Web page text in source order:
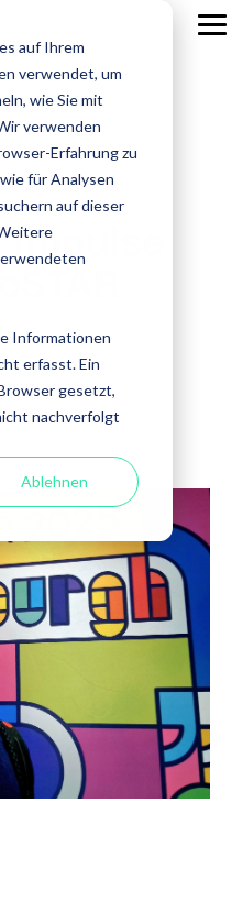
auf Ihrem
verwendet, um
wie Sie mit
verwenden
Erfahrung zu
für Analysen
auf dieser
Informationen
erfasst. Ein
gesetzt,
nachverfolgt
Ablehnen
Leistungen
Studies.
IREB Certified
Professional for
Requirements
Engineering